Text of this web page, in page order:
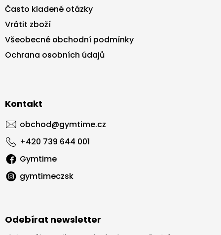
Často kladené otázky
Vrátit zboží
Všeobecné obchodní podmínky
Ochrana osobních údajů
Kontakt
obchod@gymtime.cz
+420 739 644 001
Gymtime
gymtimeczsk
Odebírat newsletter